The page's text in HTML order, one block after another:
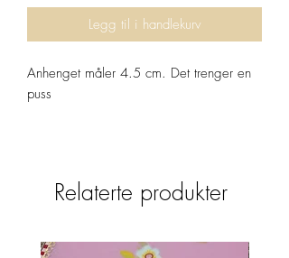
Legg til i handlekurv
Anhenget måler 4.5 cm. Det trenger en
puss
Relaterte produkter